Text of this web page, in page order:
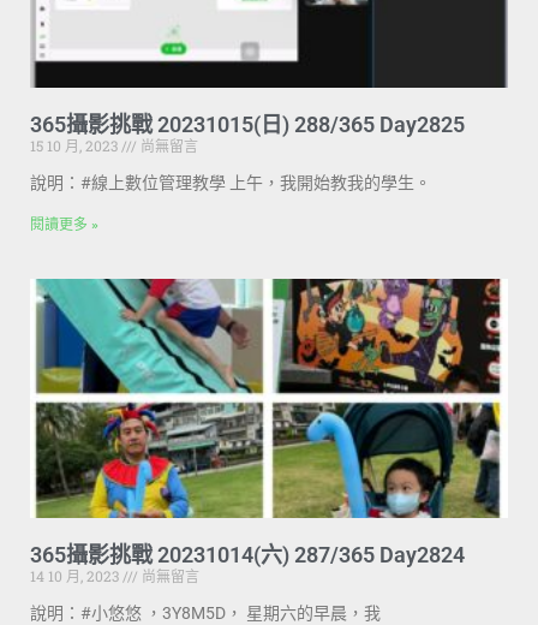
365攝影挑戰 20231015(日) 288/365 Day2825
15 10 月, 2023
尚無留言
說明：#線上數位管理教學 上午，我開始教我的學生。
閱讀更多 »
365攝影挑戰 20231014(六) 287/365 Day2824
14 10 月, 2023
尚無留言
說明：#小悠悠 ，3Y8M5D， 星期六的早晨，我